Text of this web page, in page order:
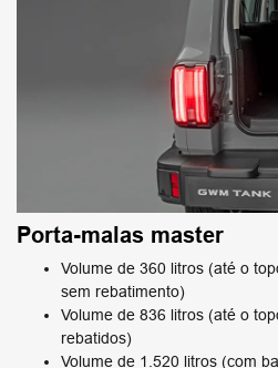
Porta-malas master
Volume de 360 litros (até o
sem rebatimento)
Volume de 836 litros (até o
rebatidos)
Volume de 1.520 litros (com